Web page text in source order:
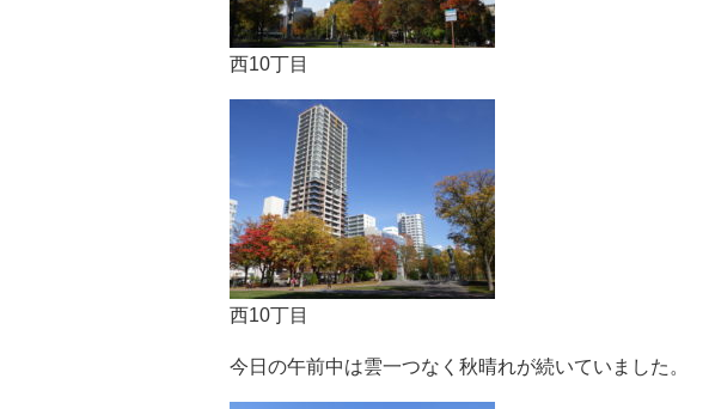
西10丁目
西10丁目
今日の午前中は雲一つなく秋晴れが続いていました。